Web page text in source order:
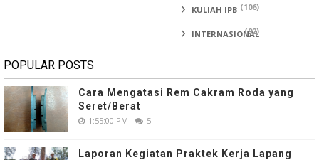
KULIAH IPB (106)
INTERNASIONAL
(92)
POPULAR POSTS
Cara Mengatasi Rem Cakram Roda yang
Seret/Berat
1:55:00 PM 5
Laporan Kegiatan Praktek Kerja Lapang